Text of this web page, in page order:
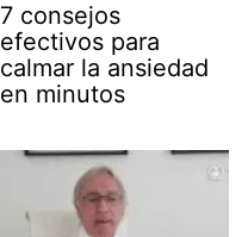
7 consejos
efectivos para
calmar la ansiedad
en minutos